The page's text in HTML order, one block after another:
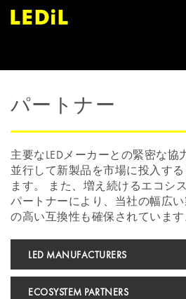
パートナー
主要なLEDメーカーとの緊密な協
並行して新製品を市場に投入す
ます。 また、増え続けるエコシ
パートナーにより、当社の幅広
の高い互換性も確保されています
LED MANUFACTURERS
ECOSYSTEM PARTNERS